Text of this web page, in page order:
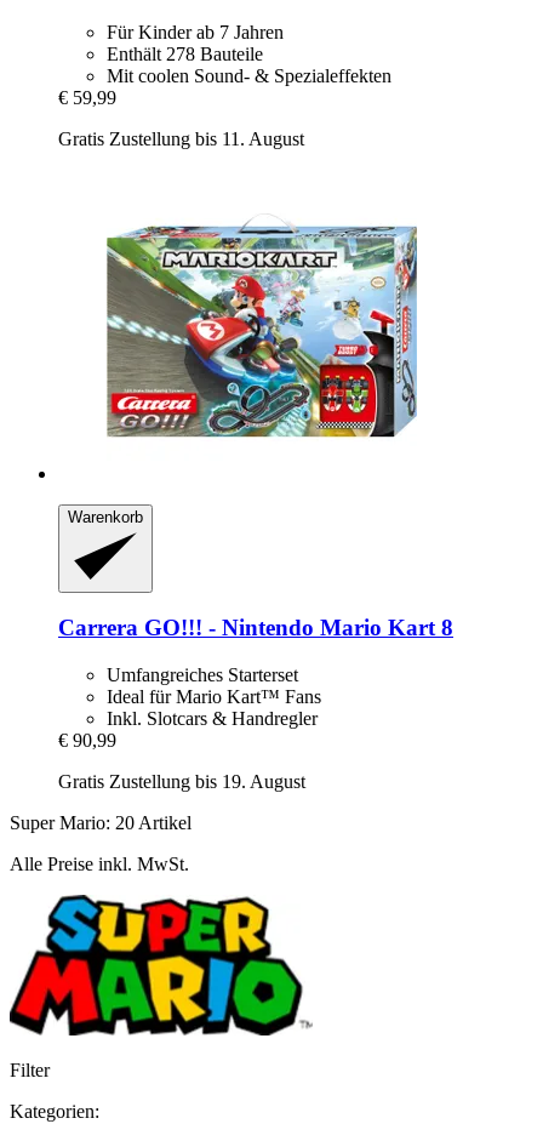
Für Kinder ab 7 Jahren
Enthält 278 Bauteile
Mit coolen Sound- & Spezialeffekten
€ 59,99
Gratis Zustellung bis 11. August
Warenkorb
Carrera GO!!! -​ Nintendo Mario Kart 8
Umfangreiches Starterset
Ideal für Mario Kart™ Fans
Inkl. Slotcars & Handregler
€ 90,99
Gratis Zustellung bis 19. August
Super Mario: 20 Artikel
Alle Preise inkl. MwSt.
Filter
Kategorien: